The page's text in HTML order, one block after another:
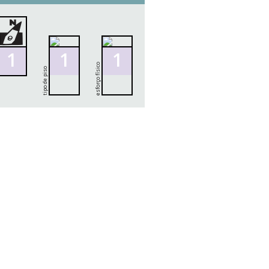
1
tipo de piso
1
esforço físico
1